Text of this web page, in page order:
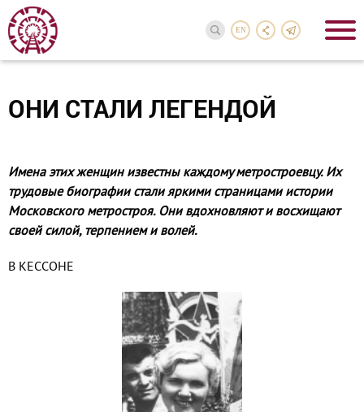
EN
ОНИ СТАЛИ ЛЕГЕНДОЙ
Имена этих женщин известны каждому метростроевцу. Их
трудовые биографии стали яркими страницами истории
Московского метростроя. Они вдохновляют и восхищают
своей силой, терпением и волей.
В КЕССОНЕ